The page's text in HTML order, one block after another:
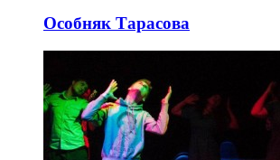
Особняк Тарасова